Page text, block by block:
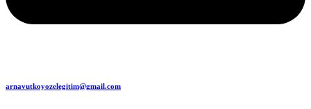
arnavutkoyozelegitim@gmail.com